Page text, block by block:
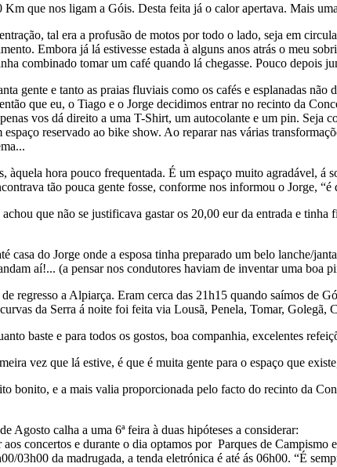
que nos ligam a Góis. Desta feita já o calor apertava. Mais
tal era a profusão de motos por todo o lado, seja em
Embora já lá estivesse estada à alguns anos atrás o meu
combinado tomar um café quando lá chegasse. Pouco depois
gente e tanto as praias fluviais como os cafés e esplanadas
que eu, o Tiago e o Jorge decidimos entrar no recinto da
vos dá direito a uma T-Shirt, um autocolante e um pin. Seja
reservado ao bike show. Ao reparar nas várias
àquela hora pouco frequentada. É um espaço muito agradável,
tão pouca gente fosse, conforme nos informou o Jorge,
que não se justificava gastar os 20,00 eur da entrada e
casa do Jorge onde a esposa tinha preparado um belo lanche/
aí!... (a pensar nos condutores haviam de inventar uma boa
regresso a Alpiarça. Eram cerca das 21h15 quando saímos de
da Serra á noite foi feita via Lousã, Penela, Tomar, Golegã,
baste e para todos os gostos, boa companhia, excelentes
vez que lá estive, é que é muita gente para o espaço que
bonito, e a mais valia proporcionada pelo facto do recinto da
Agosto calha a uma 6ª feira à duas hipóteses a considerar:
concertos e durante o dia optamos por Parques de
03h00 da madrugada, a tenda eletrónica é até ás 06h00. “É